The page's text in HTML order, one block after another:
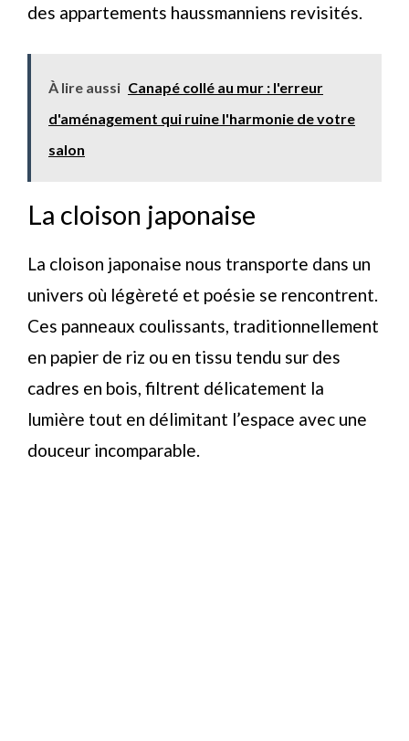
des appartements haussmanniens revisités.
À lire aussi Canapé collé au mur : l'erreur
d'aménagement qui ruine l'harmonie de votre
salon
La cloison japonaise
La cloison japonaise nous transporte dans un
univers où légèreté et poésie se rencontrent.
Ces panneaux coulissants, traditionnellement
en papier de riz ou en tissu tendu sur des
cadres en bois, filtrent délicatement la
lumière tout en délimitant l’espace avec une
douceur incomparable.